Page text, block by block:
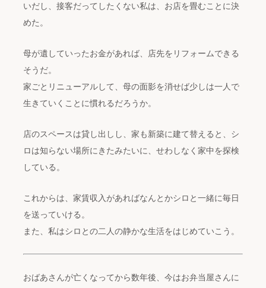
いだし、接客だってしたくない私は、お店を畳むことに決
めた。
母が遺していったお金があれば、店先をリフォームできる
そうだ。
家ごとリニューアルして、母の面影を消せば少しは一人で
生きていくことに慣れるだろうか。
店のスペースは貸し出しし、家も新築に建て替えると、シ
ロは知らない場所にきたみたいに、せわしなく家中を探検
している。
これからは、家賃収入があればなんとかシロと一緒に毎日
を送っていける。
また、私はシロとの二人の静かな生活をはじめていこう。
おばあさんが亡くなってから数年後、今はお弁当屋さんに